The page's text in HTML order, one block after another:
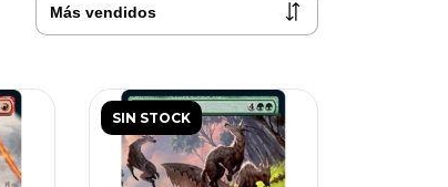
SIN STOCK